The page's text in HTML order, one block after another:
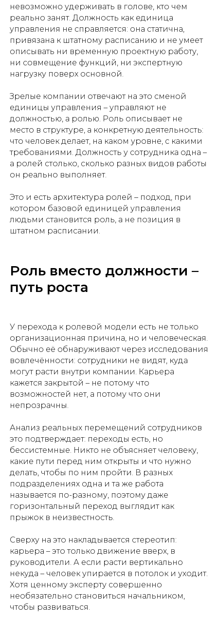
невозможно удерживать в голове, кто чем
реально занят. Должность как единица
управления не справляется: она статична,
привязана к штатному расписанию и не умеет
описывать ни временную проектную работу,
ни совмещение функций, ни экспертную
нагрузку поверх основной.
Зрелые компании отвечают на это сменой
единицы управления – управляют не
должностью, а ролью. Роль описывает не
место в структуре, а конкретную деятельность:
что человек делает, на каком уровне, с какими
требованиями. Должность у сотрудника одна –
а ролей столько, сколько разных видов работы
он реально выполняет.
Это и есть архитектура ролей – подход, при
котором базовой единицей управления
людьми становится роль, а не позиция в
штатном расписании.
Роль вместо должности –
путь роста
У перехода к ролевой модели есть не только
организационная причина, но и человеческая.
Обычно её обнаруживают через исследования
вовлечённости: сотрудники не видят, куда
могут расти внутри компании. Карьера
кажется закрытой – не потому что
возможностей нет, а потому что они
непрозрачны.
Анализ реальных перемещений сотрудников
это подтверждает: переходы есть, но
бессистемные. Никто не объясняет человеку,
какие пути перед ним открыты и что нужно
делать, чтобы по ним пройти. В разных
подразделениях одна и та же работа
называется по-разному, поэтому даже
горизонтальный переход выглядит как
прыжок в неизвестность.
Сверху на это накладывается стереотип:
карьера – это только движение вверх, в
руководители. А если расти вертикально
некуда – человек упирается в потолок и уходит.
Хотя ценному эксперту совершенно
необязательно становиться начальником,
чтобы развиваться.